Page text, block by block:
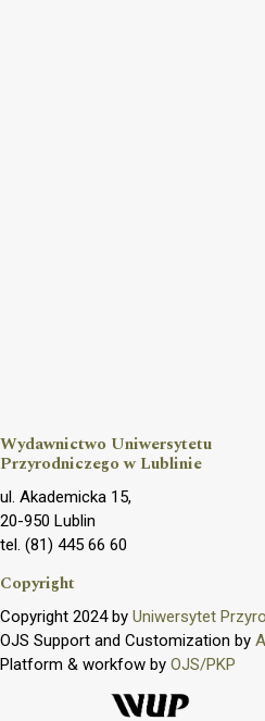
Wydawnictwo Uniwersytetu
Przyrodniczego w Lublinie
ul. Akademicka 15,
20-950 Lublin
tel. (81) 445 66 60
Copyright
Copyright 2024 by Uniwersytet
OJS Support and Customization by
Platform & workfow by OJS/PKP